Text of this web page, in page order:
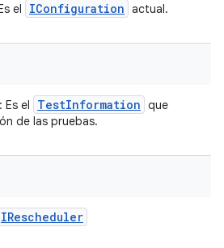
el IConfiguration actual.
: Es el TestInformation que
de las pruebas.
IRescheduler